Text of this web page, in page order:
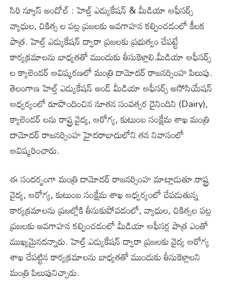
సిరి న్యూస్ అందోల్ : హెల్త్ ఎడ్యుకేషన్ & మీడియా ఆఫీసర్స్
వ్యాధుల, చికిత్స ల పట్ల ప్రజలకు అవగాహన కల్పించడంలో కీలక
పాత్ర. హెల్త్ ఎడ్యుకేషన్ ద్వారా ప్రజలకు ప్రభుత్వం చేపట్టే
కార్యక్రమాలను బాధ్యతతో ముందుకు తీసుకెళ్లాలి.మీడియా ఆఫీసర్స్
ల క్యాలెండర్ ఆవిష్కరణలో మంత్రి దామోదర్ రాజనర్సింహ పిలుపు.
తెలంగాణ హెల్త్ ఎడ్యుకేషన్ అండ్ మీడియా ఆఫీసర్స్ అసోసియేషన్
ఆధ్వర్యంలో రూపొందించిన నూతన సంవత్సర దైనిందిని (Dairy),
క్యాలెండర్ లను రాష్ట్ర వైద్య, ఆరోగ్య, కుటుంబ సంక్షేమ శాఖ మంత్రి
దామోదర్ రాజనర్సింహ హైదరాబాదులోని తన నివాసంలో
ఆవిష్కరించారు.
ఈ సందర్భంగా మంత్రి దామోదర్ రాజనర్సింహ మాట్లాడుతూ.రాష్ట్ర
వైద్య, ఆరోగ్య, కుటుంబ సంక్షేమ శాఖ ఆధ్వర్యంలో చేపడుతున్న
కార్యక్రమాలను ప్రజల్లోకి తీసుకుపోవడంలో, వ్యాధుల, చికిత్సల పట్ల
ప్రజలకు అవగాహన కల్పించడంలో మీడియా ఆఫీసర్ల పాత్ర ఎంతో
ముఖ్యమైనదన్నారు. హెల్త్ ఎడ్యుకేషన్ ద్వారా ప్రజలకు వైద్య ఆరోగ్య
శాఖ చేపట్టిన కార్యక్రమాలను బాధ్యతతో ముందుకు తీసుకెళ్లాలని
మంత్రి పిలుపునిచ్చారు.